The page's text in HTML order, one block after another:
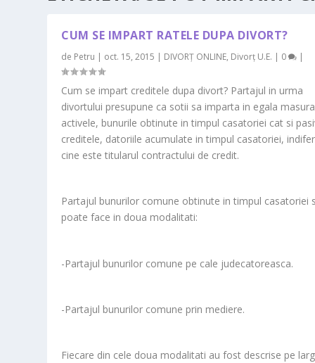
CUM SE IMPART RATELE DUPA DIVORT?
de Petru | oct. 15, 2015 | DIVORȚ ONLINE, Divorț U.E. | 0 |
Cum se impart creditele dupa divort? Partajul in urma
divortului presupune ca sotii sa imparta in egala masura
activele, bunurile obtinute in timpul casatoriei cat si
creditele, datoriile acumulate in timpul casatoriei,
cine este titularul contractului de credit.
Partajul bunurilor comune obtinute in timpul casatoriei
poate face in doua modalitati:
-Partajul bunurilor comune pe cale judecatoreasca.
-Partajul bunurilor comune prin mediere.
Fiecare din cele doua modalitati au fost descrise pe